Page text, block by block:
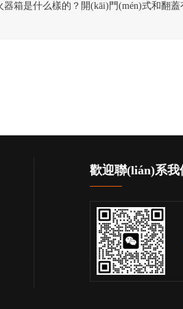
箱是什么樣的？開(kāi)門(mén)式和翻蓋
歡迎聯(lián)系我